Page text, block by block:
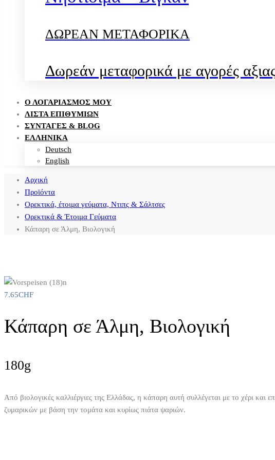
ΔΩΡΕΑΝ ΜΕΤΑΦΟΡΙΚΑ
Δωρεάν μεταφορικά με αγορές
Ο ΛΟΓΑΡΙΑΣΜΌΣ ΜΟΥ
ΛΊΣΤΑ ΕΠΙΘΥΜΙΏΝ
ΣΥΝΤΑΓΈΣ & BLOG
ΕΛΛΗΝΙΚΑ
Deutsch
English
Αρχική
Προϊόντα
Ορεκτικά, έτοιμα γεύματα, Ντιπς & Σάλτσες
Ορεκτικά & Έτοιμα Γεύματα
Κάπαρη σε Άλμη, Βιολογική
7.65CHF
Κάπαρη σε Άλμη, Βιολογική
180g
Από βιολογικές καλλιέργιες της Ελλάδας, η κάπαρη αυτή συλλέγεται με το χέρι και
ζυμαρικών με βάση την τομάτα και κυρίως πιάτα ψαριών.